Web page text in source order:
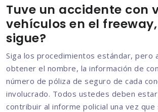
Tuve un accidente con
vehículos en el
sigue?
Siga los procedimientos estándar, pero
obtener el nombre, la información de
número de póliza de seguro de cada
involucrado. Todos ustedes deben
contribuir al informe policial una vez que